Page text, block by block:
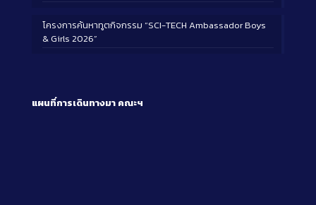
โครงการค้นหาทูตกิจกรรม “SCI-TECH Ambassador Boys
& Girls 2026”
แผนที่การเดินทางมา คณะฯ